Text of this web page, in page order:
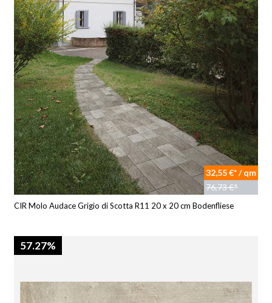
32,55 €* / qm
76,73 €*
CIR Molo Audace Grigio di Scotta R11 20 x 20 cm Bodenfliese
57.27%